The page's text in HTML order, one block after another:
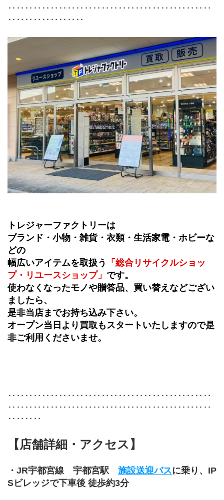
‥‥‥‥‥‥‥‥‥‥‥‥‥‥‥‥‥‥‥‥‥‥‥‥
‥‥‥‥‥‥‥‥‥
トレジャーファクトリーは
ブランド・小物・雑貨・衣類・生活家電・ホビーな
どの
幅広いアイテムを取扱う
「総合リサイクルショッ
プ・リユースショップ」 です。
使わなくなったモノや贈答品、買い替えなどござい
ましたら、
是非当店までお持ち込み下さい。
オープン当日より買取もスタートいたしますので是
非ご利用くださいませ。
‥‥‥‥‥‥‥‥‥‥‥‥‥‥‥‥‥‥‥‥‥‥‥‥
‥‥‥‥‥‥‥‥‥‥‥‥‥‥‥‥‥‥‥‥‥‥‥‥
‥‥‥‥
【店舗詳細・アクセス】
・JR宇都宮線　宇都宮駅 施設送迎バスに乗り、IP
Sビレッジで下車後 徒歩約3分